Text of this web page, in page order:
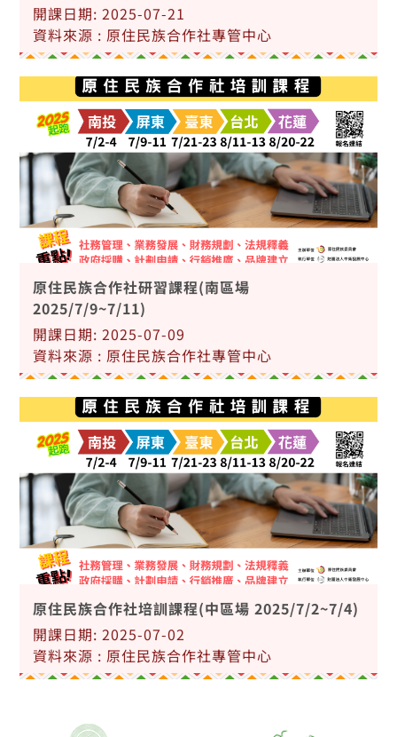
開課日期: 2025-07-21
資料來源 : 原住民族合作社專管中心
原住民族合作社研習課程(南區場
2025/7/9~7/11)
開課日期: 2025-07-09
資料來源 : 原住民族合作社專管中心
原住民族合作社培訓課程(中區場 2025/7/2~7/4)
開課日期: 2025-07-02
資料來源 : 原住民族合作社專管中心